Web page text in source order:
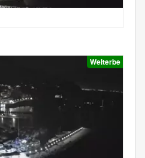
Welterbe